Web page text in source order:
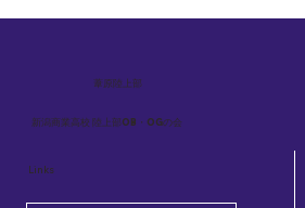
葦原陸上部
新潟商業高校 陸上部OB・OGの会
Links